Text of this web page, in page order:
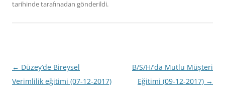
tarihindetarafınadan gönderildi.
Yazı
dolaşımı
← Düzey’de Bireysel
Verimlilik eğitimi (07-12-2017)
B/S/H/’da Mutlu Müşteri
Eğitimi (09-12-2017) →